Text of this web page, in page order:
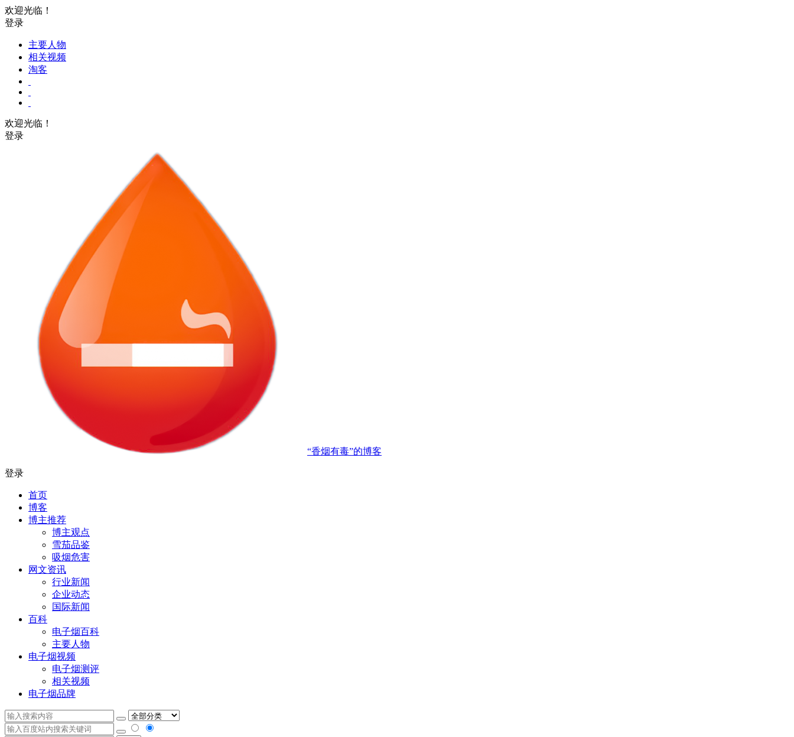
欢迎光临！
登录
主要人物
相关视频
淘客
欢迎光临！
登录
“香烟有毒”的博客
登录
首页
博客
博主推荐
博主观点
雪茄品鉴
吸烟危害
网文资讯
行业新闻
企业动态
国际新闻
百科
电子烟百科
主要人物
电子烟视频
电子烟测评
相关视频
电子烟品牌